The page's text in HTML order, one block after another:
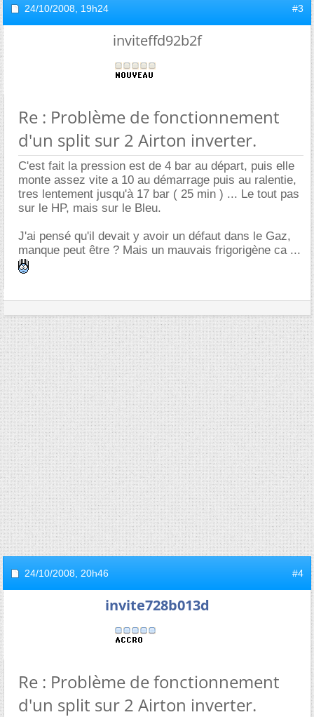
24/10/2008, 19h24 #3
inviteffd92b2f
Re : Problème de fonctionnement
d'un split sur 2 Airton inverter.
C'est fait la pression est de 4 bar au départ, puis elle
monte assez vite a 10 au démarrage puis au ralentie,
tres lentement jusqu'à 17 bar ( 25 min ) ... Le tout pas
sur le HP, mais sur le Bleu.
J'ai pensé qu'il devait y avoir un défaut dans le Gaz,
manque peut être ? Mais un mauvais frigorigène ca ...
24/10/2008, 20h46 #4
invite728b013d
Re : Problème de fonctionnement
d'un split sur 2 Airton inverter.